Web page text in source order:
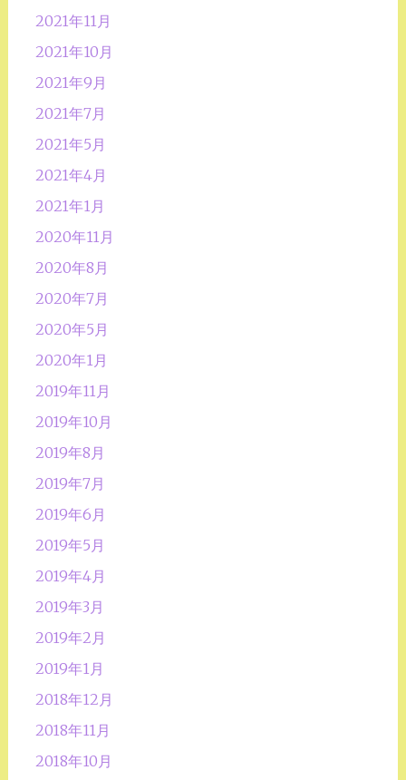
2021年11月
2021年10月
2021年9月
2021年7月
2021年5月
2021年4月
2021年1月
2020年11月
2020年8月
2020年7月
2020年5月
2020年1月
2019年11月
2019年10月
2019年8月
2019年7月
2019年6月
2019年5月
2019年4月
2019年3月
2019年2月
2019年1月
2018年12月
2018年11月
2018年10月